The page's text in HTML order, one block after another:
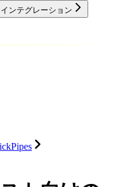
インテグレーション